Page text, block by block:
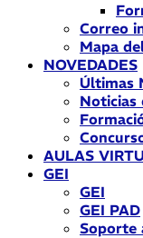
Correo
Mapa
NOVEDADES
Últimas
Noticias
AULAS
GEI
GEI
GEI PAD
Soporte